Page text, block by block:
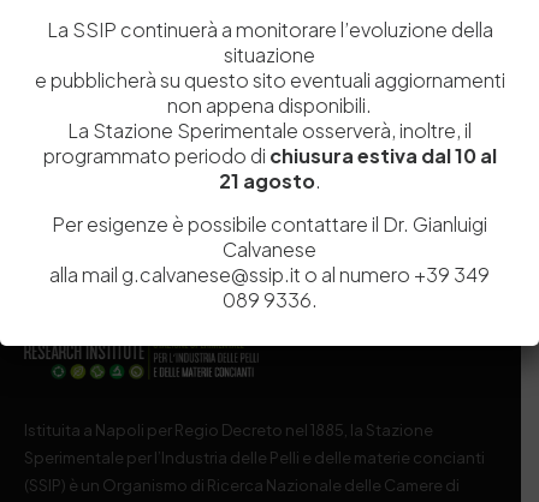
coinvolti nell’industria conciaria
Più di 500 studenti coinvolti solo nell’anno scolastico
201718, circa 5000 quelli che vi hanno…
0
Istituita a Napoli per Regio Decreto nel 1885, la Stazione
Sperimentale per l’Industria delle Pelli e delle materie concianti
(SSIP) è un Organismo di Ricerca Nazionale delle Camere di
La SSIP continuerà a monitorare l’evoluzione della
situazione
e pubblicherà su questo sito eventuali aggiornamenti
non appena disponibili.
La Stazione Sperimentale osserverà, inoltre, il
programmato periodo di chiusura estiva dal 10 al
21 agosto.
Per esigenze è possibile contattare il Dr. Gianluigi
Calvanese
alla mail g.calvanese@ssip.it o al numero +39 349
089 9336.